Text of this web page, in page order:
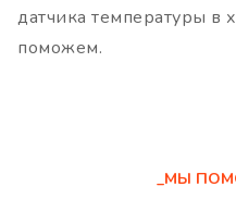
датчика температуры в
поможем.
_МЫ